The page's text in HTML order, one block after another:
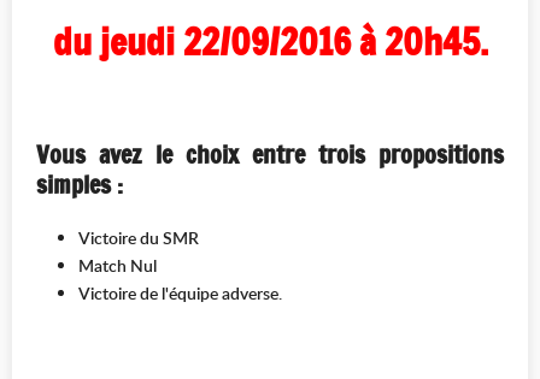
du jeudi 22/09/2016 à 20h45.
Vous avez le choix entre trois propositions
simples :
Victoire du SMR
Match Nul
Victoire de l'équipe adverse.